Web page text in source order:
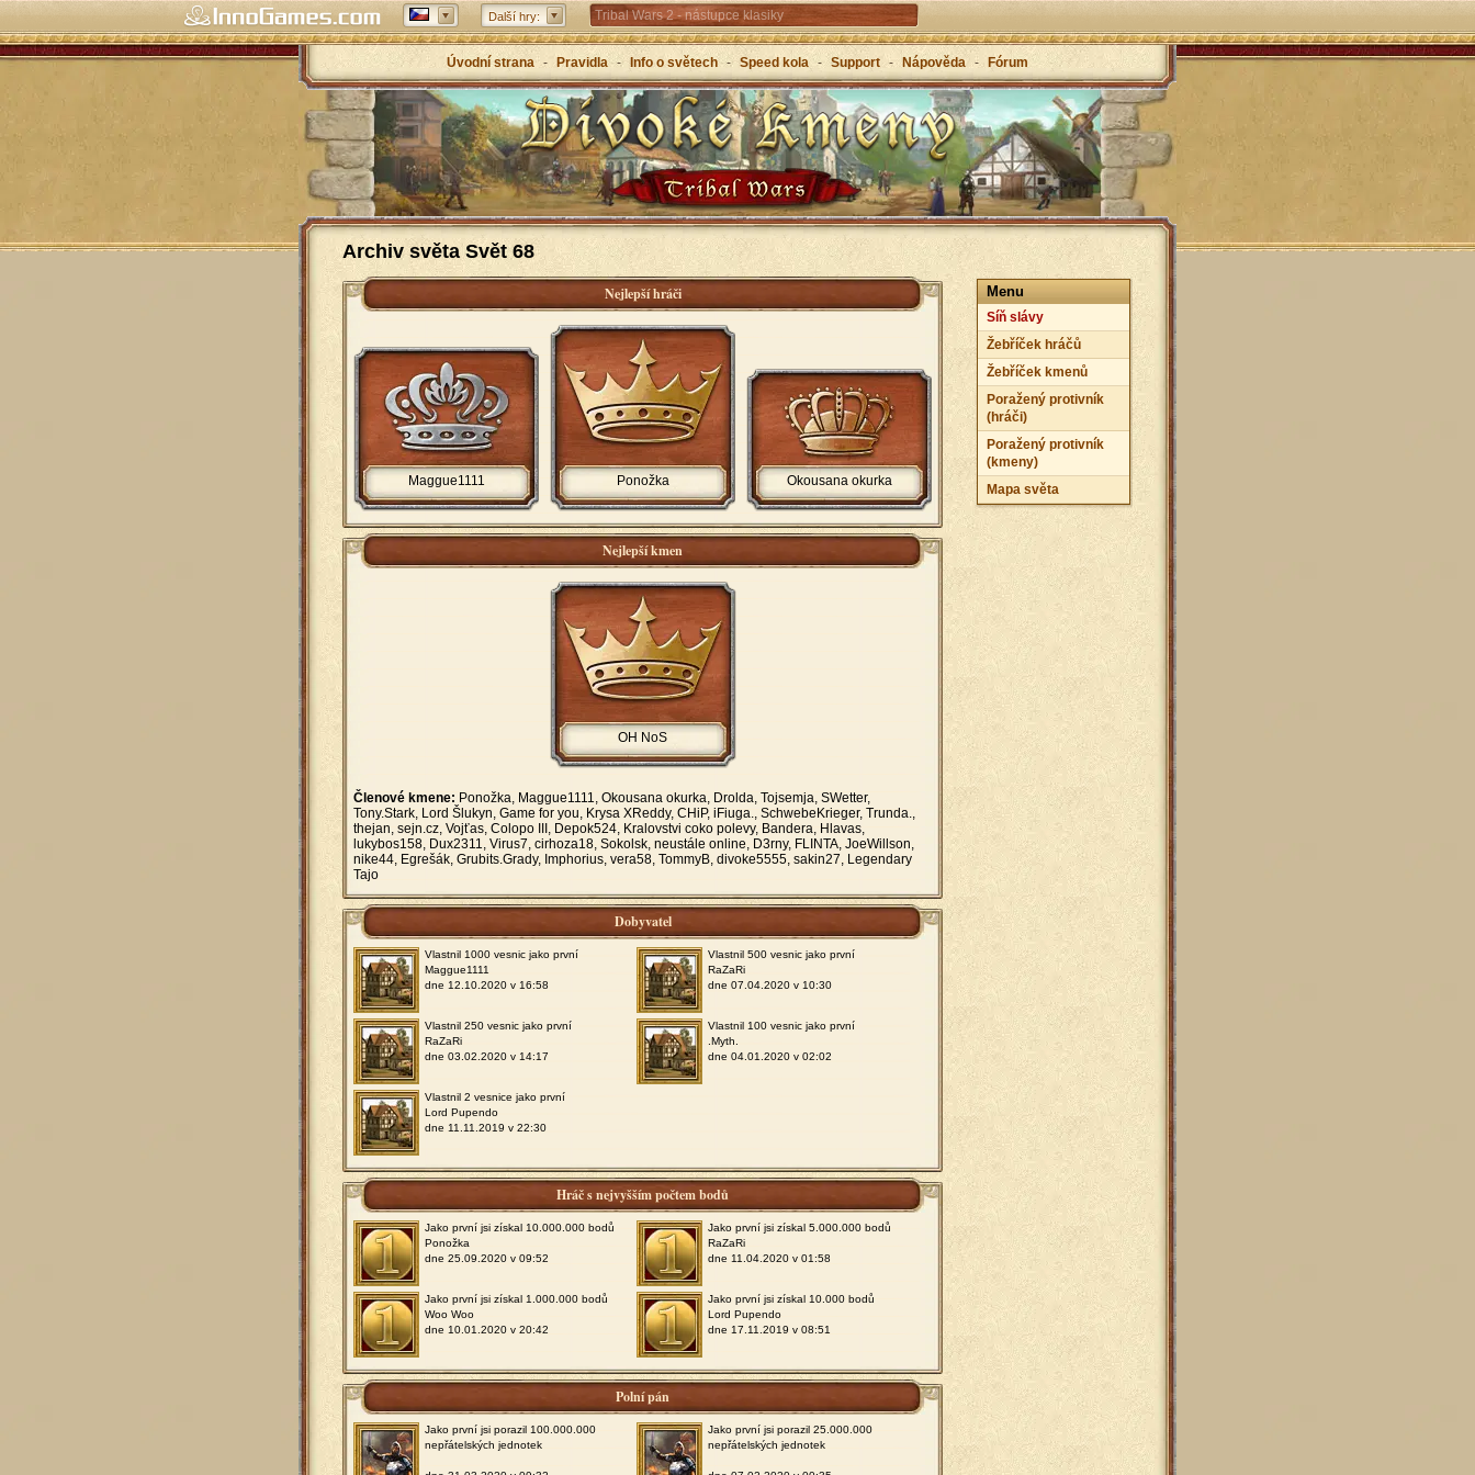
Další hry: Tribal Wars 2 - nástupce klasiky
Forge of Empires – strategicky napříč věky
Grepolis – vybuduj svou říši v antickém Řecku
Úvodní strana - Pravidla - Info o světech - Speed kola - Support - Nápověda - Fórum
Archiv světa Svět 68
Menu
Síň slávy
Žebříček hráčů
Žebříček kmenů
Poražený protivník
(hráči)
Poražený protivník
(kmeny)
Mapa světa
Nejlepší hráči
Ponožka
Maggue1111 Okousana okurka
Nejlepší kmen
OH NoS
Členové kmene: Ponožka, Maggue1111, Okousana okurka, Drolda, Tojsemja, SWetter,
Tony.Stark, Lord Šlukyn, Game for you, Krysa XReddy, CHiP, iFiuga., SchwebeKrieger, Trunda.,
thejan, sejn.cz, Vojťas, Colopo III, Depok524, Kralovstvi coko polevy, Bandera, Hlavas,
lukybos158, Dux2311, Virus7, cirhoza18, Sokolsk, neustále online, D3rny, FLINTA, JoeWillson,
nike44, Egrešák, Grubits.Grady, Imphorius, vera58, TommyB, divoke5555, sakin27, Legendary
Tajo
Dobyvatel
Vlastnil 1000 vesnic jako první
Maggue1111
dne 12.10.2020 v 16:58
Vlastnil 500 vesnic jako první
RaZaRi
dne 07.04.2020 v 10:30
Vlastnil 250 vesnic jako první
RaZaRi
dne 03.02.2020 v 14:17
Vlastnil 100 vesnic jako první
.Myth.
dne 04.01.2020 v 02:02
Vlastnil 2 vesnice jako první
Lord Pupendo
dne 11.11.2019 v 22:30
Hráč s nejvyšším počtem bodů
Jako první jsi získal 10.000.000 bodů
Ponožka
dne 25.09.2020 v 09:52
Jako první jsi získal 5.000.000 bodů
RaZaRi
dne 11.04.2020 v 01:58
Jako první jsi získal 1.000.000 bodů
Woo Woo
dne 10.01.2020 v 20:42
Jako první jsi získal 10.000 bodů
Lord Pupendo
dne 17.11.2019 v 08:51
Polní pán
Jako první jsi porazil 100.000.000
nepřátelských jednotek
Jako první jsi porazil 25.000.000
nepřátelských jednotek